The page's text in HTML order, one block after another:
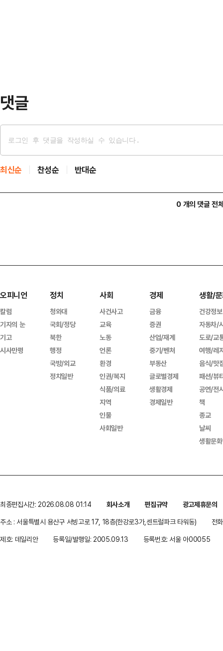
댓글
최신순 찬성순 반대순
0 개의 댓글 전
오피니언
칼럼
기자의 눈
기고
시사만평
정치
청와대
국회/정당
북한
행정
국방/외교
정치일반
사회
사건사고
교육
노동
언론
환경
인권/복지
식품/의료
지역
인물
사회일반
경제
금융
증권
산업/재계
중기/벤처
부동산
글로벌경제
생활경제
경제일반
생활/
건강정보
자동차/
도로/교
여행/레
음식/맛
패션/뷰
공연/전
책
종교
날씨
생활문
최종편집시간: 2026.08.08 01:14 회사소개 편집규약
광고제휴문의
주소 : 서울특별시 용산구 서빙고로 17, 18층(한강로3가,센트럴파크 타워동)
전
제호: 데일리안
등록일/발행일: 2005.09.13 등록번호: 서울 아00055